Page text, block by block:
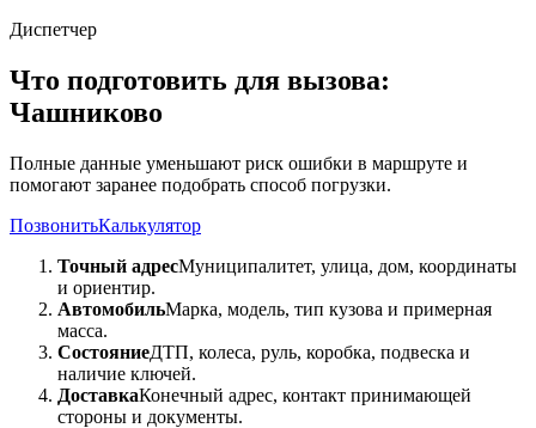
Диспетчер
Что подготовить для вызова:
Чашниково
Полные данные уменьшают риск ошибки в маршруте и
помогают заранее подобрать способ погрузки.
ПозвонитьКалькулятор
Точный адресМуниципалитет, улица, дом, координаты
и ориентир.
АвтомобильМарка, модель, тип кузова и примерная
масса.
СостояниеДТП, колеса, руль, коробка, подвеска и
наличие ключей.
ДоставкаКонечный адрес, контакт принимающей
стороны и документы.